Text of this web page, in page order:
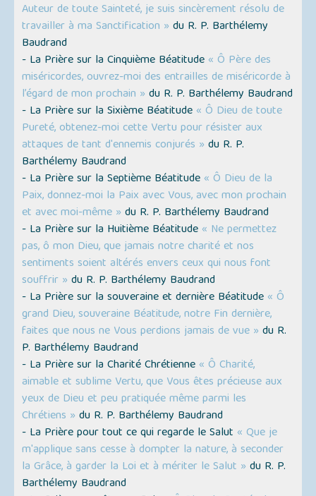
Auteur de toute Sainteté, je suis sincèrement résolu de
travailler à ma Sanctification » du R. P. Barthélemy
Baudrand
- La Prière sur la Cinquième Béatitude « Ô Père des
miséricordes, ouvrez-moi des entrailles de miséricorde à
l’égard de mon prochain » du R. P. Barthélemy Baudrand
- La Prière sur la Sixième Béatitude « Ô Dieu de toute
Pureté, obtenez-moi cette Vertu pour résister aux
attaques de tant d'ennemis conjurés » du R. P.
Barthélemy Baudrand
- La Prière sur la Septième Béatitude « Ô Dieu de la
Paix, donnez-moi la Paix avec Vous, avec mon prochain
et avec moi-même » du R. P. Barthélemy Baudrand
- La Prière sur la Huitième Béatitude « Ne permettez
pas, ô mon Dieu, que jamais notre charité et nos
sentiments soient altérés envers ceux qui nous font
souffrir » du R. P. Barthélemy Baudrand
- La Prière sur la souveraine et dernière Béatitude « Ô
grand Dieu, souveraine Béatitude, notre Fin dernière,
faites que nous ne Vous perdions jamais de vue » du R.
P. Barthélemy Baudrand
- La Prière sur la Charité Chrétienne « Ô Charité,
aimable et sublime Vertu, que Vous êtes précieuse aux
yeux de Dieu et peu pratiquée même parmi les
Chrétiens » du R. P. Barthélemy Baudrand
- La Prière pour tout ce qui regarde le Salut « Que je
m'applique sans cesse à dompter la nature, à seconder
la Grâce, à garder la Loi et à mériter le Salut » du R. P.
Barthélemy Baudrand